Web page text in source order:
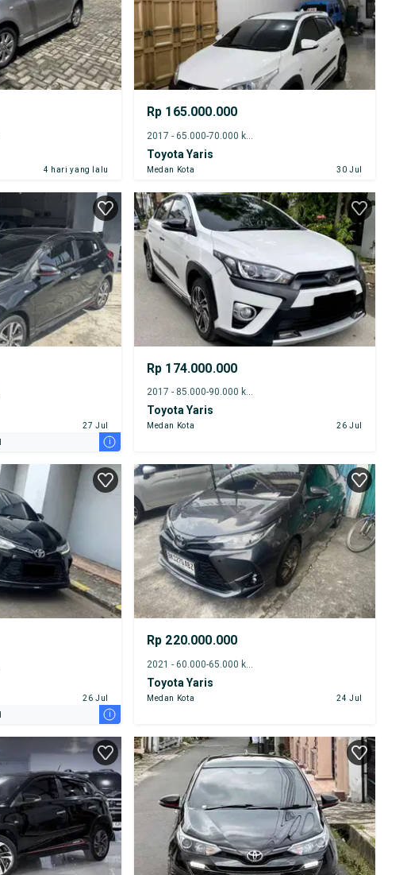
4 hari yang lalu
Rp 165.000.000
2017 - 65.000-70.000 km
Toyota Yaris
Medan Kota 30 Jul
27 Jul
i
Rp 174.000.000
2017 - 85.000-90.000 km
Toyota Yaris
Medan Kota 26 Jul
26 Jul
i
Rp 220.000.000
2021 - 60.000-65.000 km
Toyota Yaris
Medan Kota 24 Jul